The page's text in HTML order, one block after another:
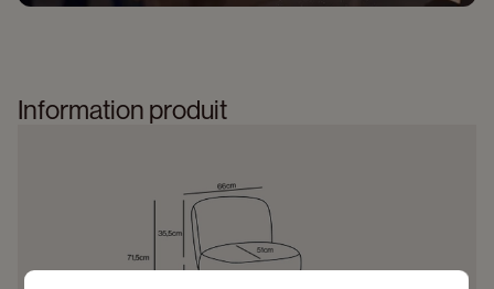
Information produit